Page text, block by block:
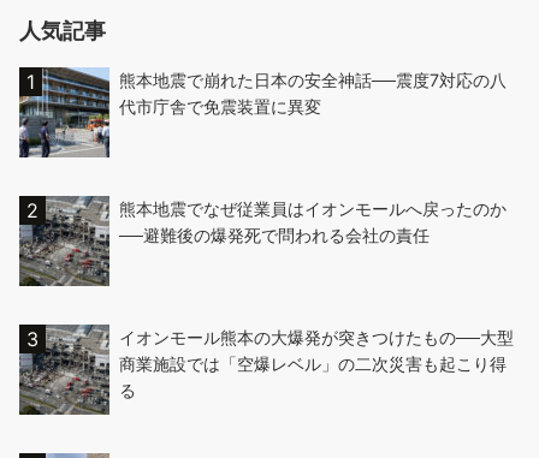
人気記事
熊本地震で崩れた日本の安全神話──震度7対応の八
代市庁舎で免震装置に異変
熊本地震でなぜ従業員はイオンモールへ戻ったのか
──避難後の爆発死で問われる会社の責任
イオンモール熊本の大爆発が突きつけたもの──大型
商業施設では「空爆レベル」の二次災害も起こり得
る